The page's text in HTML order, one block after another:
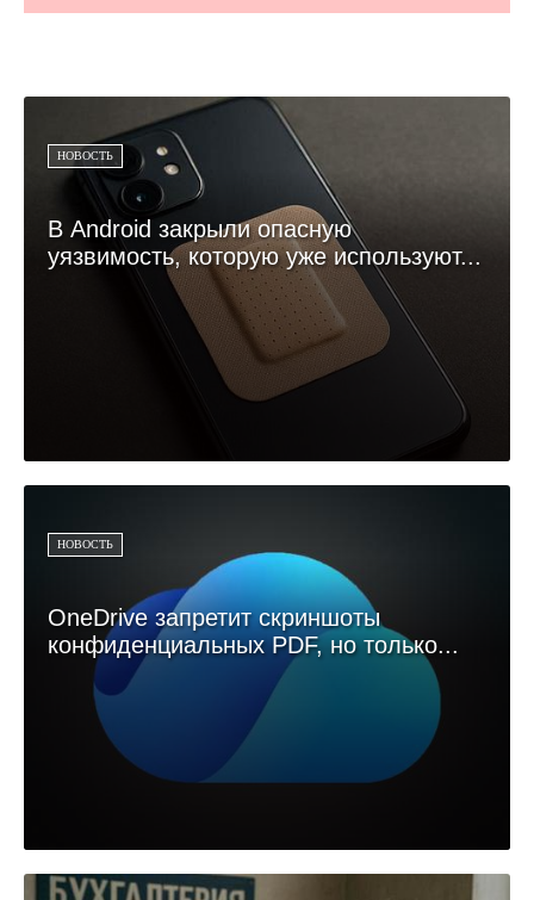
НОВОСТЬ
В Android закрыли опасную
уязвимость, которую уже используют...
НОВОСТЬ
OneDrive запретит скриншоты
конфиденциальных PDF, но только...